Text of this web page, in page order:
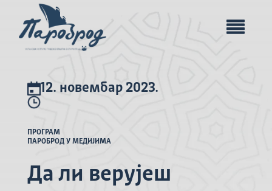
12. новембар 2023.
ПРОГРАМ
ПАРОБРОД У МЕДИЈИМА
Да ли верујеш